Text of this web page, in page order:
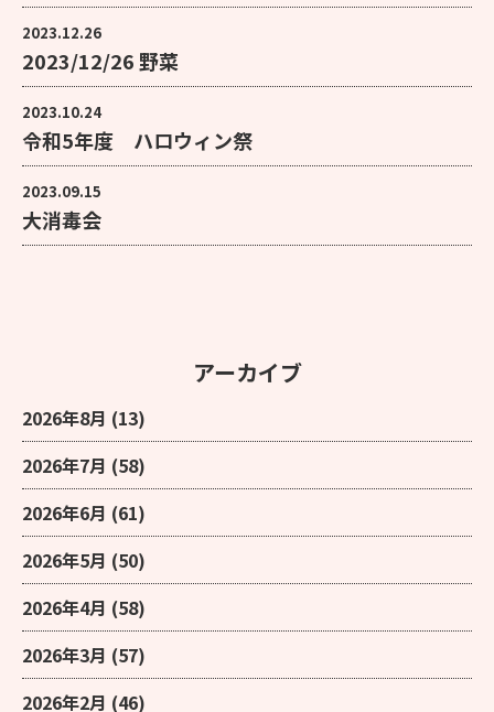
2023.12.26
2023/12/26 野菜
2023.10.24
令和5年度 ハロウィン祭
2023.09.15
大消毒会
アーカイブ
2026年8月 (13)
2026年7月 (58)
2026年6月 (61)
2026年5月 (50)
2026年4月 (58)
2026年3月 (57)
2026年2月 (46)